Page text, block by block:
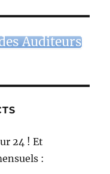
Auditeurs
24 ! Et
: